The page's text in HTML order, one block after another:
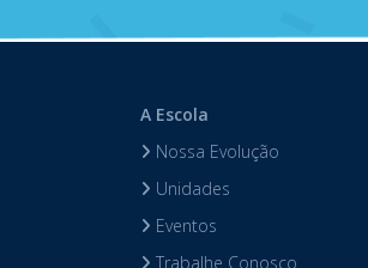
A Escola
Nossa Evolução
Unidades
Eventos
Trabalhe Conosco